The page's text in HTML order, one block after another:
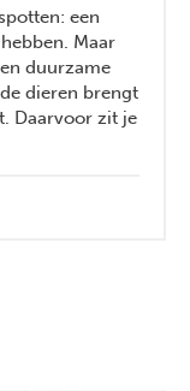
een
Maar
duurzame
dieren brengt
Daarvoor zit je